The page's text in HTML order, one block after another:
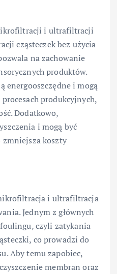
i ultrafiltracji
cząsteczek bez użycia
na zachowanie
produktów.
energooszczędne i mogą
produkcyjnych,
Dodatkowo,
i mogą być
koszty
i ultrafiltracja
Jednym z głównych
czyli zatykania
co prowadzi do
Aby temu zapobiec,
membran oraz